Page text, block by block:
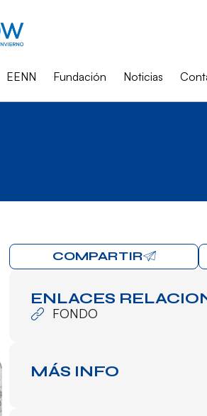
EENN Fundación Noticias
COMPARTIR
ENLACES
FONDO
MÁS INFO